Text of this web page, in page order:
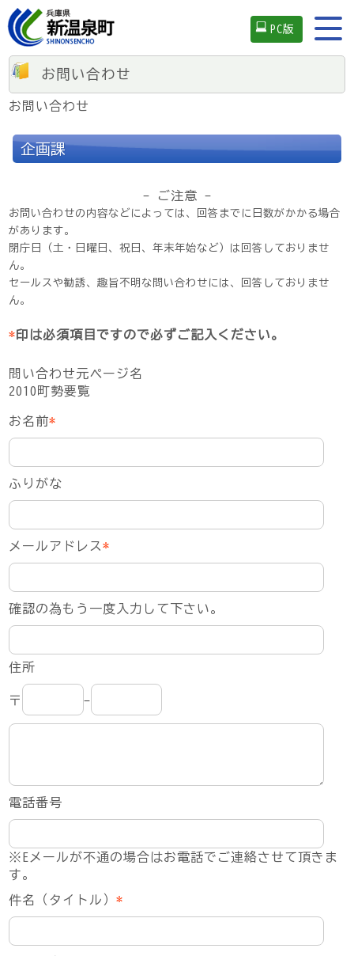
PC版
お問い合わせ
お問い合わせ
企画課
- ご注意 -
お問い合わせの内容などによっては、回答までに日数がかかる場合
があります。
閉庁日（土・日曜日、祝日、年末年始など）は回答しておりませ
ん。
セールスや勧誘、趣旨不明な問い合わせには、回答しておりませ
ん。
*印は必須項目ですので必ずご記入ください。
問い合わせ元ページ名
2010町勢要覧
お名前*
ふりがな
メールアドレス*
確認の為もう一度入力して下さい。
住所
〒 -
電話番号
※Eメールが不通の場合はお電話でご連絡させて頂きま
す。
件名（タイトル）*